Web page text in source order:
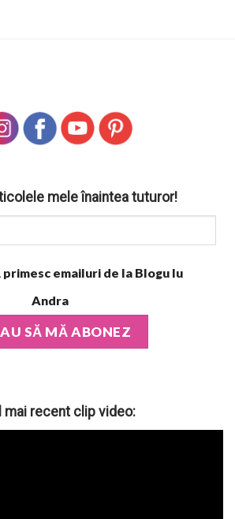
mele înaintea tuturor!
emailuri de la Blogu lu
Andra
mai recent clip video: